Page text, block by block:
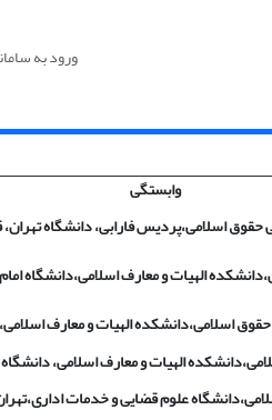
ورود به
وابستگی
حقوق اسلامی،پردیس فارابی، دانشگاه تهران،
الهیات و معارف اسلامی،دانشگاه
اسلامی،دانشکده الهیات و معارف
الهیات و معارف اسلامی، دانشگاه
علوم قضایی و خدمات